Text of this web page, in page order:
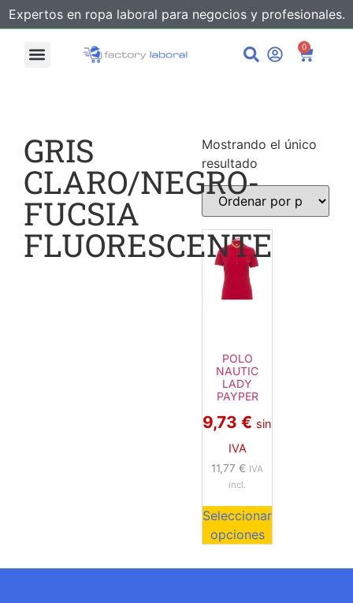
Expertos en ropa laboral para negocios y profesionales.
0
Mostrando el único
resultado
POLO
NAUTIC
LADY
PAYPER
9,73€ sin
IVA
11,77€ IVA
incl.
Seleccionar
opciones
GRIS
CLARO/NEGRO-
FUCSIA
FLUORESCENTE